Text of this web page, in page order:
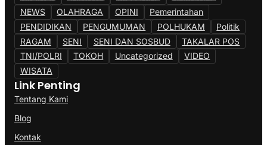
NEWS
OLAHRAGA OPINI
Pemerintahan
PENDIDIKAN
PENGUMUMAN POLHUKAM
Politik
RAGAM
SENI SENI DAN SOSBUD
TAKALAR POS
TNI/POLRI
TOKOH Uncategorized
VIDEO
WISATA
Link Penting
Tentang Kami
Blog
Kontak